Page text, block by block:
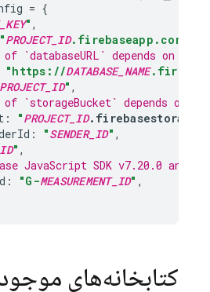
= {
" ,
"PROJECT_ID.firebaseapp.com"
`databaseURL` depends on the
"https://DATABASE_NAME
PROJECT_ID" ,
`storageBucket` depends on
: "PROJECT_ID
: "SENDER_ID" ,
" ,
JavaScript SDK v7.20.0 and
: "G-MEASUREMENT_ID" ,
کتابخانه‌های موجود